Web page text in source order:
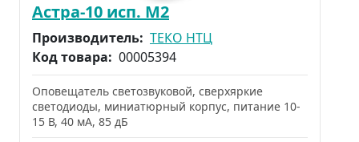
Астра-10 исп. М2
Производитель: ТЕКО НТЦ
Код товара: 00005394
Оповещатель светозвуковой, сверхяркие
светодиоды, миниатюрный корпус, питание 10-
15 В, 40 мА, 85 дБ